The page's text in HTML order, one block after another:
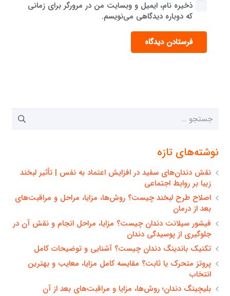
ذخیره نام، ایمیل و وبسایت من در مرورگر برای زمانی
که دوباره دیدگاهی می‌نویسم.
فرستادن دیدگاه
جستجو
نوشته‌های تازه
نقش دندان‌های سفید در افزایش اعتماد به نفس | تأثیر لبخند
زیبا بر روابط اجتماعی
اصلاح طرح لبخند چیست؟ روش‌ها، مزایا، مراحل و مراقبت‌های
بعد از درمان
فیشور سیلانت دندان چیست؟ مزایا، مراحل انجام و نقش آن در
جلوگیری از پوسیدگی دندان
تکنیک باندینگ دندان چیست؟ آشنایی و توضیحات کامل
پروتز متحرک یا ثابت؟ مقایسه کامل مزایا، معایب و بهترین
انتخاب
بلیچینگ دندان؛ روش‌ها، مزایا و مراقبت‌های بعد از آن